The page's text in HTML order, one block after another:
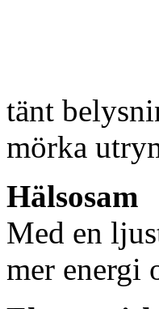
tänt
mörka
Hälsosam
Med en
mer energi